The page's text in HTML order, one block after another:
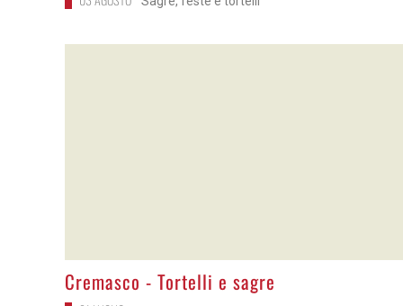
>
Cremasco - Tortelli e sagre